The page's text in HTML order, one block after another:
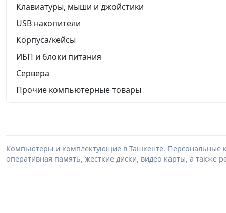
Клавиатуры, мыши и джойстики
USB накопители
Корпуса/кейсы
ИБП и блоки питания
Сервера
Прочие компьютерные товары
Компьютеры и комплектующие в Ташкенте. Персональные
оперативная память, жёсткие диски, видео карты, а также